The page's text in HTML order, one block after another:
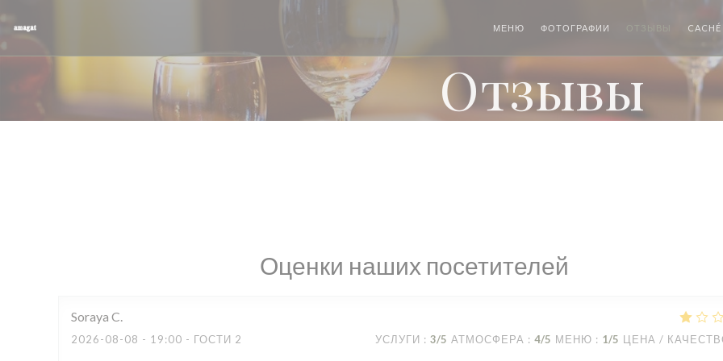
МЕНЮ ФОТОГРАФИИ ОТЗЫВЫ CACHÉ
Отзывы
Оценки наших посетителей
Soraya C
2026-08-08 - 19:00 - ГОСТИ 2 УСЛУГИ : 3/5 АТМОСФЕРА : 4/5 МЕНЮ : 1/5 ЦЕНА /